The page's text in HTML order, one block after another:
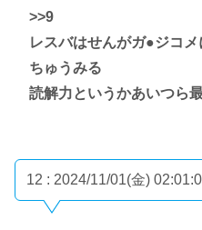
>>9
レスバはせんがガ●ジコ
ちゅうみる
読解力というかあいつら
12 : 2024/11/01(金)